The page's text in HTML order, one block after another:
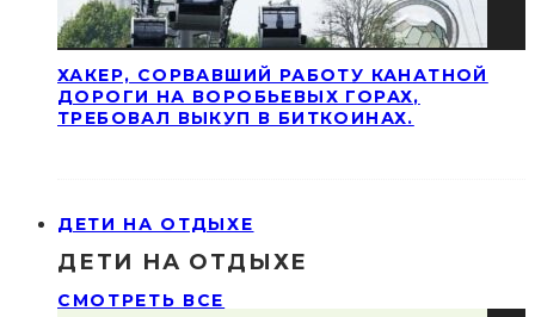
ХАКЕР, СОРВАВШИЙ РАБОТУ КАНАТНОЙ
ДОРОГИ НА ВОРОБЬЕВЫХ ГОРАХ,
ТРЕБОВАЛ ВЫКУП В БИТКОИНАХ.
ДЕТИ НА ОТДЫХЕ
ДЕТИ НА ОТДЫХЕ
СМОТРЕТЬ ВСЕ